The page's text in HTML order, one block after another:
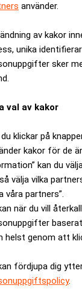
använder.
av kakor
unika
sker
val av kakor
klickar på
kakor för de
kan du
välja vilka
våra partners”.
när du vill
helst genom att
fördjupa dig
.
på när de
fram ett särspel
en bunker och
inga
och
Jag är
tävling med
slag över par.
ANNONS